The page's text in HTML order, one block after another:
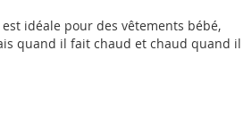
est idéale pour des vêtements bébé,
quand il fait chaud et chaud quand il